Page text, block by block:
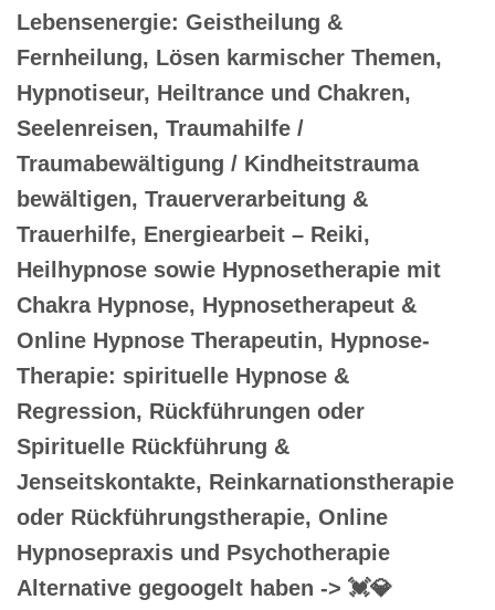
Lebensenergie: Geistheilung &
Fernheilung, Lösen karmischer Themen,
Hypnotiseur, Heiltrance und Chakren,
Seelenreisen, Traumahilfe /
Traumabewältigung / Kindheitstrauma
bewältigen, Trauerverarbeitung &
Trauerhilfe, Energiearbeit – Reiki,
Heilhypnose sowie Hypnosetherapie mit
Chakra Hypnose, Hypnosetherapeut &
Online Hypnose Therapeutin, Hypnose-
Therapie: spirituelle Hypnose &
Regression, Rückführungen oder
Spirituelle Rückführung &
Jenseitskontakte, Reinkarnationstherapie
oder Rückführungstherapie, Online
Hypnosepraxis und Psychotherapie
Alternative gegoogelt haben -> 💓️💎